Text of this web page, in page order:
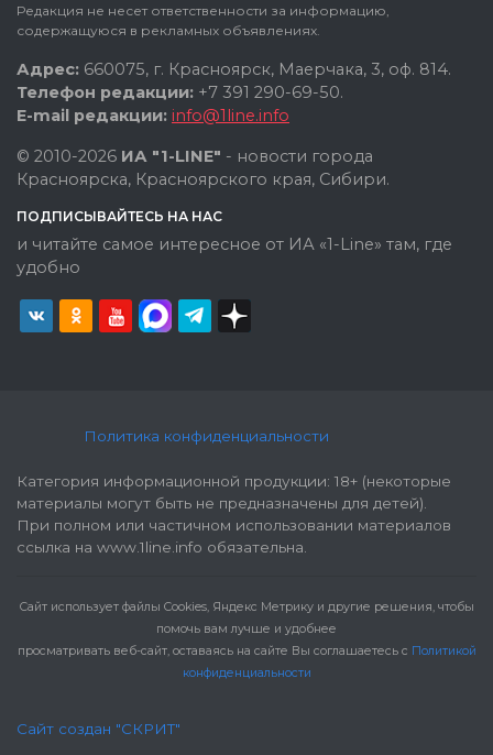
Редакция не несет ответственности за информацию,
содержащуюся в рекламных объявлениях.
Адрес: 660075, г. Красноярск, Маерчака, 3, оф. 814.
Телефон редакции: +7 391 290-69-50.
E-mail редакции: info@1line.info
© 2010-2026 ИА "1-LINE" - новости города
Красноярска, Красноярского края, Сибири.
ПОДПИСЫВАЙТЕСЬ НА НАС
и читайте самое интересное от ИА «1-Line» там, где
удобно
Политика конфиденциальности
Категория информационной продукции: 18+ (некоторые
материалы могут быть не предназначены для детей).
При полном или частичном использовании материалов
ссылка на www.1line.info обязательна.
Cайт использует файлы Cookies, Яндекс Метрику и другие решения, чтобы
помочь вам лучше и удобнее
просматривать веб-сайт, оставаясь на сайте Вы соглашаетесь с Политикой
конфиденциальности
Сайт создан "СКРИТ"